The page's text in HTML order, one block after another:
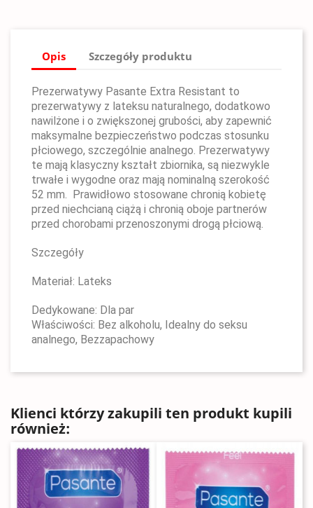
Opis Szczegóły produktu
Prezerwatywy Pasante Extra Resistant to
prezerwatywy z lateksu naturalnego, dodatkowo
nawilżone i o zwiększonej grubości, aby zapewnić
maksymalne bezpieczeństwo podczas stosunku
płciowego, szczególnie analnego. Prezerwatywy
te mają klasyczny kształt zbiornika, są niezwykle
trwałe i wygodne oraz mają nominalną szerokość
52 mm. Prawidłowo stosowane chronią kobietę
przed niechcianą ciążą i chronią oboje partnerów
przed chorobami przenoszonymi drogą płciową.
Szczegóły
Materiał: Lateks
Dedykowane: Dla par
Właściwości: Bez alkoholu, Idealny do seksu
analnego, Bezzapachowy
Klienci którzy zakupili ten produkt kupili
również: